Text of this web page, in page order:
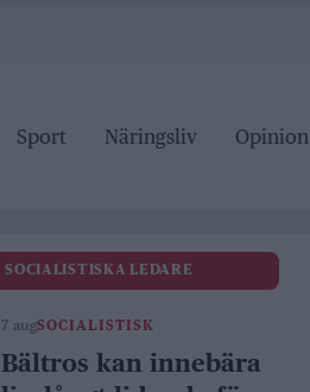
Sport Näringsliv Opinion
SOCIALISTISKA LEDARE
7 augSOCIALISTISK
Bältros kan innebära